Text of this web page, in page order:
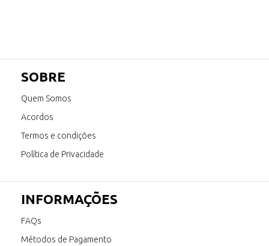
SOBRE
Quem Somos
Acordos
Termos e condições
Política de Privacidade
INFORMAÇÕES
FAQs
Métodos de Pagamento